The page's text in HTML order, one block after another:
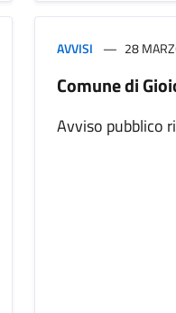
AVVISI 28
Comune di
Avviso pubblico